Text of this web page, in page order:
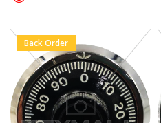
Back Order